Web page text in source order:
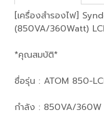
[เครื่องสำรองไฟ]
(850VA/360Watt)
*คุณสมบัติ*
ชื่อรุ่น : ATOM 850-
กำลัง : 850VA/360W